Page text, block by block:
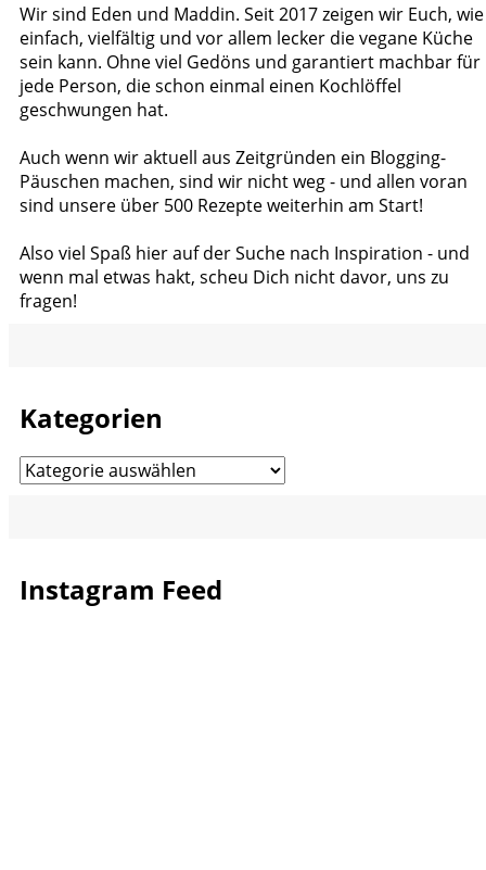
Wir sind Eden und Maddin. Seit 2017 zeigen wir Euch, wie
einfach, vielfältig und vor allem lecker die vegane Küche
sein kann. Ohne viel Gedöns und garantiert machbar für
jede Person, die schon einmal einen Kochlöffel
geschwungen hat.
Auch wenn wir aktuell aus Zeitgründen ein Blogging-
Päuschen machen, sind wir nicht weg - und allen voran
sind unsere über 500 Rezepte weiterhin am Start!
Also viel Spaß hier auf der Suche nach Inspiration - und
wenn mal etwas hakt, scheu Dich nicht davor, uns zu
fragen!
Kategorien
Kategorien
Instagram Feed